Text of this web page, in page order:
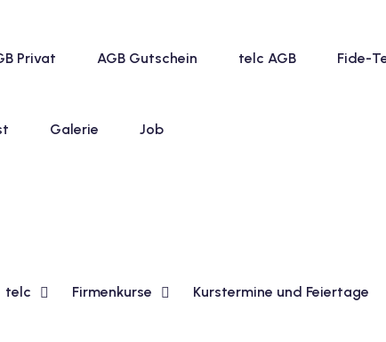
Privat AGB Gutschein telc AGB Fide-
Galerie Job
telc Firmenkurse Kurstermine und Feiertage